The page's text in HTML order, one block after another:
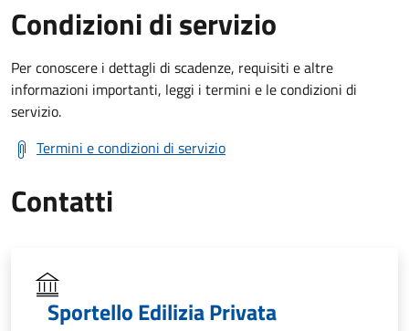
Condizioni di servizio
Per conoscere i dettagli di scadenze, requisiti e altre
informazioni importanti, leggi i termini e le condizioni di
servizio.
Termini e condizioni di servizio
Contatti
Sportello Edilizia Privata